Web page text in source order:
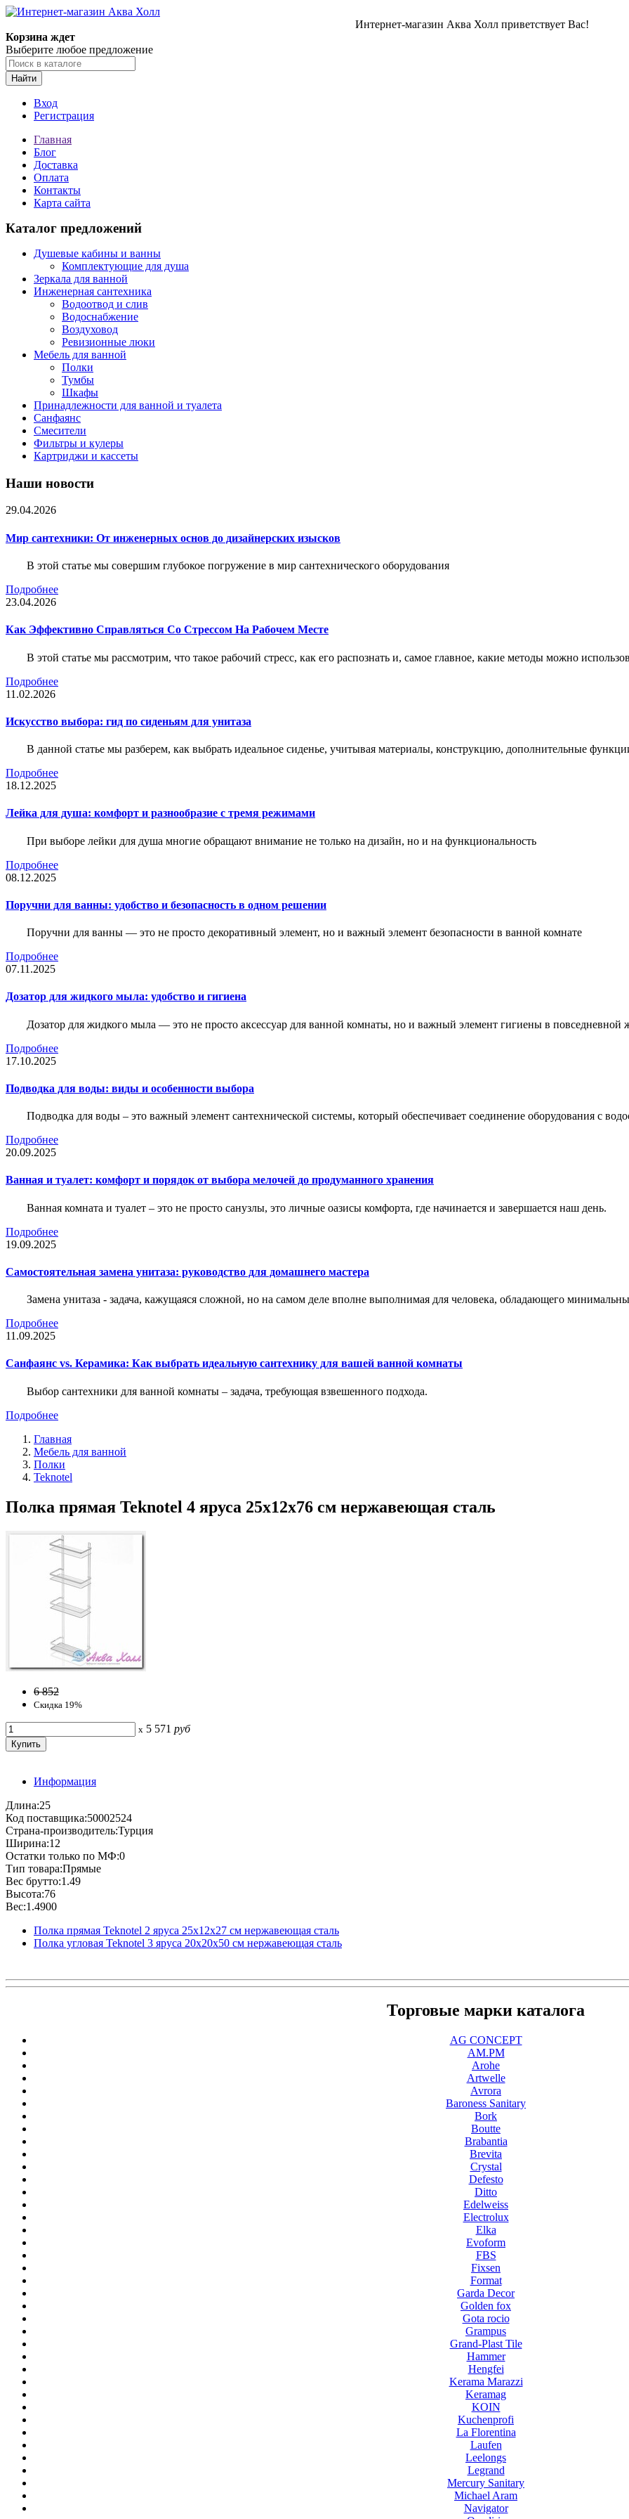
Интернет-магазин Аква Холл приветствует Вас!
Корзина ждет
Выберите любое предложение
Найти
Вход
Регистрация
Главная
Блог
Доставка
Оплата
Контакты
Карта сайта
Каталог предложений
Душевые кабины и ванны
Комплектующие для душа
Зеркала для ванной
Инженерная сантехника
Водоотвод и слив
Водоснабжение
Воздуховод
Ревизионные люки
Мебель для ванной
Полки
Тумбы
Шкафы
Принадлежности для ванной и туалета
Санфаянс
Смесители
Фильтры и кулеры
Картриджи и кассеты
Наши новости
29.04.2026
Мир сантехники: От инженерных основ до дизайнерских изысков
В этой статье мы совершим глубокое погружение в мир сантехнического оборудования
Подробнее
23.04.2026
Как Эффективно Справляться Со Стрессом На Рабочем Месте
В этой статье мы рассмотрим, что такое рабочий стресс, как его распознать и, самое главное, какие методы можно
Подробнее
11.02.2026
Искусство выбора: гид по сиденьям для унитаза
В данной статье мы разберем, как выбрать идеальное сиденье, учитывая материалы, конструкцию, дополнительные
Подробнее
18.12.2025
Лейка для душа: комфорт и разнообразие с тремя режимами
При выборе лейки для душа многие обращают внимание не только на дизайн, но и на функциональность
Подробнее
08.12.2025
Поручни для ванны: удобство и безопасность в одном решении
Поручни для ванны — это не просто декоративный элемент, но и важный элемент безопасности в ванной комнате
Подробнее
07.11.2025
Дозатор для жидкого мыла: удобство и гигиена
Дозатор для жидкого мыла — это не просто аксессуар для ванной комнаты, но и важный элемент гигиены в повседневной
Подробнее
17.10.2025
Подводка для воды: виды и особенности выбора
Подводка для воды – это важный элемент сантехнической системы, который обеспечивает соединение оборудования с
Подробнее
20.09.2025
Ванная и туалет: комфорт и порядок от выбора мелочей до продуманного хранения
Ванная комната и туалет – это не просто санузлы, это личные оазисы комфорта, где начинается и завершается наш день.
Подробнее
19.09.2025
Самостоятельная замена унитаза: руководство для домашнего мастера
Замена унитаза - задача, кажущаяся сложной, но на самом деле вполне выполнимая для человека, обладающего
Подробнее
11.09.2025
Санфаянс vs. Керамика: Как выбрать идеальную сантехнику для вашей ванной комнаты
Выбор сантехники для ванной комнаты – задача, требующая взвешенного подхода.
Подробнее
Главная
Мебель для ванной
Полки
Teknotel
Полка прямая Teknotel 4 яруса 25x12x76 см нержавеющая сталь
6 852
Скидка 19%
x 5 571 руб
Информация
Длина:25
Код поставщика:50002524
Страна-производитель:Турция
Ширина:12
Остатки только по МФ:0
Тип товара:Прямые
Вес брутто:1.49
Высота:76
Вес:1.4900
Полка прямая Teknotel 2 яруса 25x12x27 см нержавеющая сталь
Полка угловая Teknotel 3 яруса 20x20x50 см нержавеющая сталь
Торговые марки каталога
AG CONCEPT
AM.PM
Arohe
Artwelle
Avrora
Baroness Sanitary
Bork
Boutte
Brabantia
Brevita
Crystal
Defesto
Ditto
Edelweiss
Electrolux
Elka
Evoform
FBS
Fixsen
Format
Garda Decor
Golden fox
Gota rocio
Grampus
Grand-Plast Tile
Hammer
Hengfei
Kerama Marazzi
Keramag
KOIN
Kuchenprofi
La Florentina
Laufen
Leelongs
Legrand
Mercury Sanitary
Michael Aram
Navigator